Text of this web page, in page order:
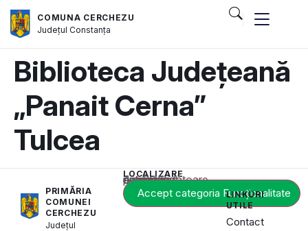
COMUNA CERCHEZU
JudețulConstanța
Biblioteca Județeană
„Panait Cerna”
Tulcea
PRIMĂRIA
COMUNEI
CERCHEZU
Județul
LOCALIZARE
Acest conținut este blocat până când acceptați categoria corespunzătoare de cookie-uri.
Accept categoria Funcționalitate
LINKURI
UTILE
Contact